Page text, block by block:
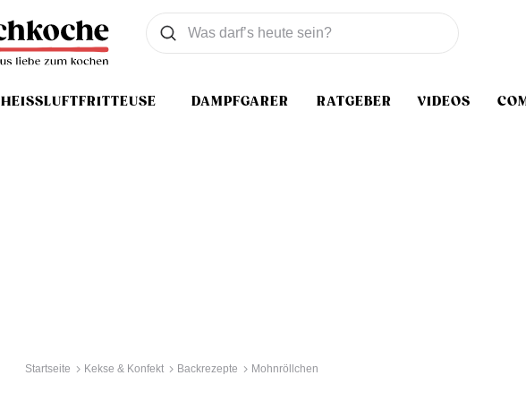
HEISSLUFTFRITTEUSE DAMPFGARER RATGEBER VIDEOS
Was wollen Sie suchen
Suchen
Startseite Kekse & Konfekt Backrezepte Mohnröllchen